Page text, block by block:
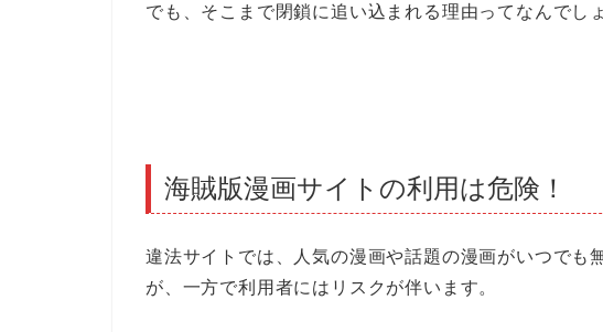
でも、そこまで閉鎖に追い込まれる理由ってなんでし
海賊版漫画サイトの利用は危険！
違法サイトでは、人気の漫画や話題の漫画がいつでも
が、一方で利用者にはリスクが伴います。